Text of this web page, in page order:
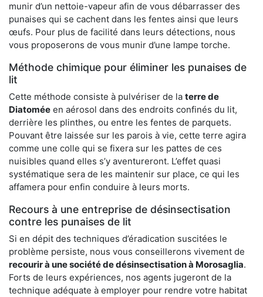
munir d’un nettoie-vapeur afin de vous débarrasser des
punaises qui se cachent dans les fentes ainsi que leurs
œufs. Pour plus de facilité dans leurs détections, nous
vous proposerons de vous munir d’une lampe torche.
Méthode chimique pour éliminer les punaises de
lit
Cette méthode consiste à pulvériser de la terre de
Diatomée en aérosol dans des endroits confinés du lit,
derrière les plinthes, ou entre les fentes de parquets.
Pouvant être laissée sur les parois à vie, cette terre agira
comme une colle qui se fixera sur les pattes de ces
nuisibles quand elles s’y aventureront. L’effet quasi
systématique sera de les maintenir sur place, ce qui les
affamera pour enfin conduire à leurs morts.
Recours à une entreprise de désinsectisation
contre les punaises de lit
Si en dépit des techniques d’éradication suscitées le
problème persiste, nous vous conseillerons vivement de
recourir à une société de désinsectisation à Morosaglia.
Forts de leurs expériences, nos agents jugeront de la
technique adéquate à employer pour rendre votre habitat